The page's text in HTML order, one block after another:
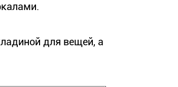
для вещей, а